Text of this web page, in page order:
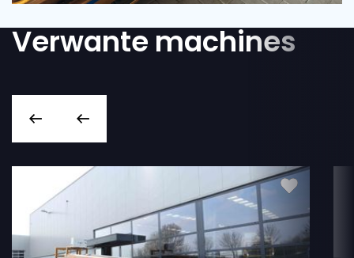
Verwante machines